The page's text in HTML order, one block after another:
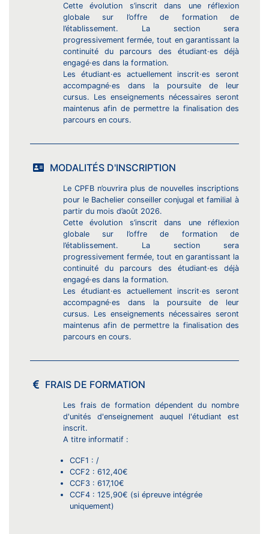
Cette évolution s’inscrit dans une réflexion
globale sur l’offre de formation de
l’établissement. La section sera
progressivement fermée, tout en garantissant la
continuité du parcours des étudiant·es déjà
engagé·es dans la formation.
Les étudiant·es actuellement inscrit·es seront
accompagné·es dans la poursuite de leur
cursus. Les enseignements nécessaires seront
maintenus afin de permettre la finalisation des
parcours en cours.
MODALITÉS D'INSCRIPTION
Le CPFB n’ouvrira plus de nouvelles inscriptions
pour le Bachelier conseiller conjugal et familial à
partir du mois d’août 2026.
Cette évolution s’inscrit dans une réflexion
globale sur l’offre de formation de
l’établissement. La section sera
progressivement fermée, tout en garantissant la
continuité du parcours des étudiant·es déjà
engagé·es dans la formation.
Les étudiant·es actuellement inscrit·es seront
accompagné·es dans la poursuite de leur
cursus. Les enseignements nécessaires seront
maintenus afin de permettre la finalisation des
parcours en cours.
FRAIS DE FORMATION
Les frais de formation dépendent du nombre
d'unités d'enseignement auquel l'étudiant est
inscrit.
A titre informatif :
CCF1 : /
CCF2 : 612,40€
CCF3 : 617,10€
CCF4 : 125,90€ (si épreuve intégrée
uniquement)